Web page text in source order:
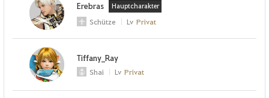
Erebras Hauptcharakter
Schütze Lv Privat
Tiffany_Ray
Shai Lv Privat